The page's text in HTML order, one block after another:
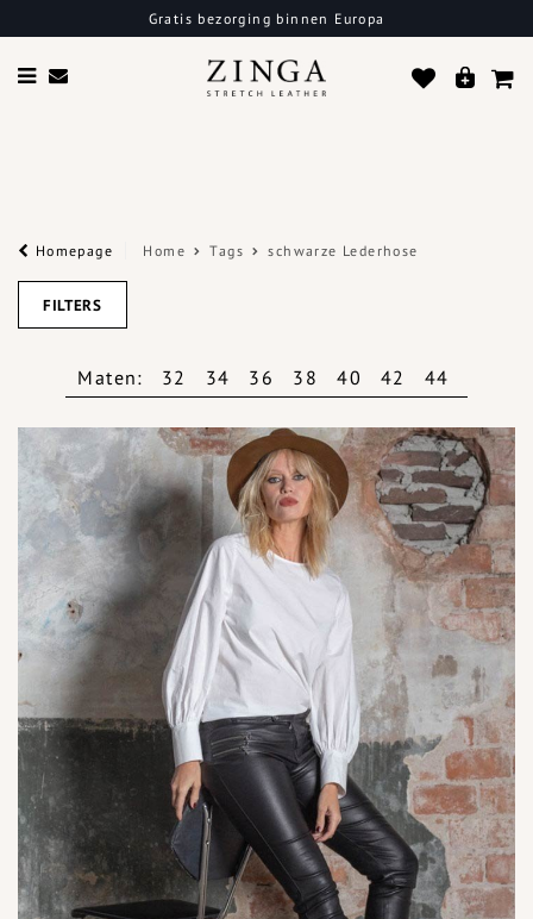
Gratis bezorging binnen Europa
Homepage Home Tags schwarze Lederhose
FILTERS
Maten: 32 34 36 38 40 42 44